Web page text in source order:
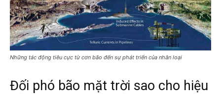
Những tác động tiêu cực từ cơn bão đến sự phát triển của nhân loại
Đối phó bão mặt trời sao cho hiệu